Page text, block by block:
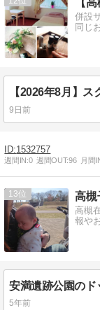
併設
同じ
9日前
1532757
週間IN:0 週間OUT:96 月間
13 高槻
高槻
報や
5年前